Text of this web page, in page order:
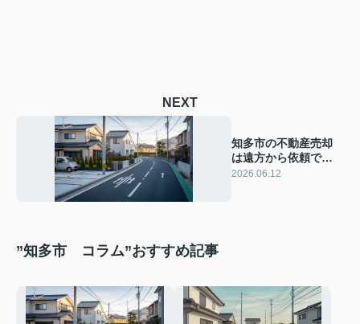
NEXT
知多市の不動産売却
は遠方から依頼でき
る？ 安心して任せる
2026.06.12
”知多市 コラム”おすすめ記事